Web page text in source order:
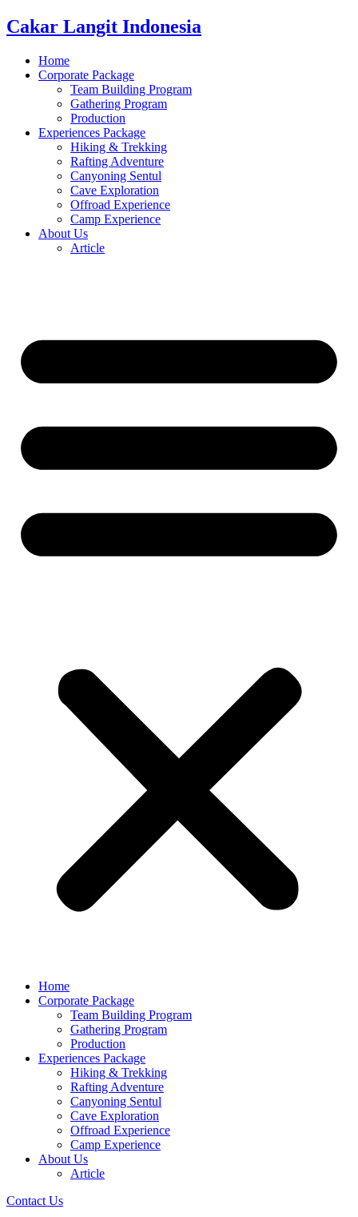
Cakar Langit Indonesia
Home
Corporate Package
Team Building Program
Gathering Program
Production
Experiences Package
Hiking & Trekking
Rafting Adventure
Canyoning Sentul
Cave Exploration
Offroad Experience
Camp Experience
About Us
Article
Home
Corporate Package
Team Building Program
Gathering Program
Production
Experiences Package
Hiking & Trekking
Rafting Adventure
Canyoning Sentul
Cave Exploration
Offroad Experience
Camp Experience
About Us
Article
Contact Us